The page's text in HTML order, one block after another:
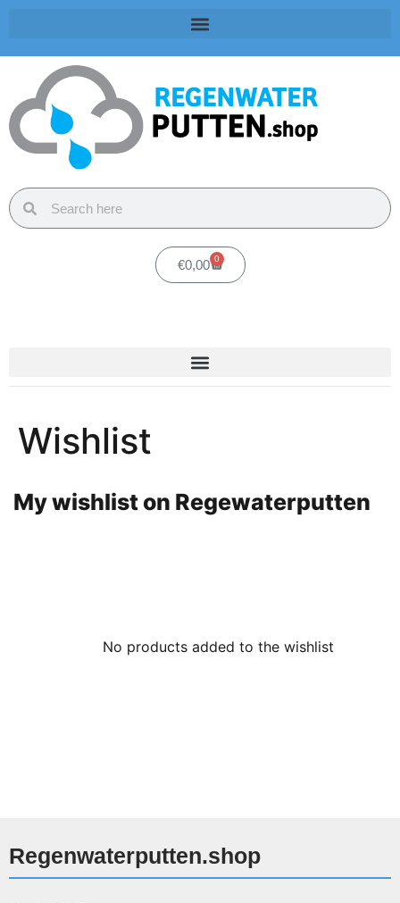
€0,00 0
Wishlist
My wishlist on Regewaterputten
No products added to the wishlist
Regenwaterputten.shop